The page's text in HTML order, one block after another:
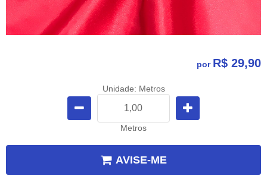
por R$ 29,90
Unidade: Metros
Metros
AVISE-ME